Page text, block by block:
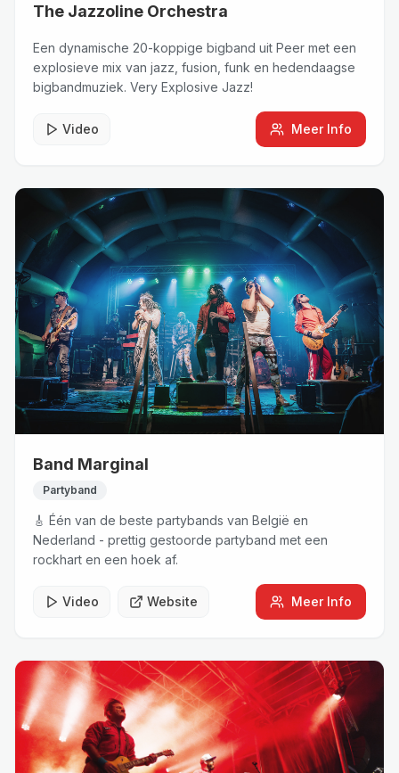
The Jazzoline Orchestra
Een dynamische 20-koppige bigband uit Peer met een
explosieve mix van jazz, fusion, funk en hedendaagse
bigbandmuziek. Very Explosive Jazz!
Video Meer Info
Band Marginal
Partyband
🎸 Één van de beste partybands van België en
Nederland - prettig gestoorde partyband met een
rockhart en een hoek af.
Video Website Meer Info